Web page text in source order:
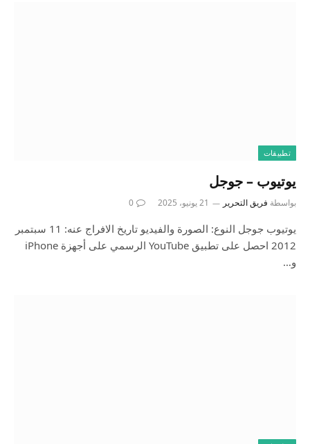
تطبيقات
يوتيوب – جوجل
بواسطة فريق التحرير 21 يونيو، 2025 0
يوتيوب جوجل النوع: الصورة والفيديو تاريخ الافراج عنه: 11 سبتمبر
2012 احصل على تطبيق YouTube الرسمي على أجهزة iPhone
و…